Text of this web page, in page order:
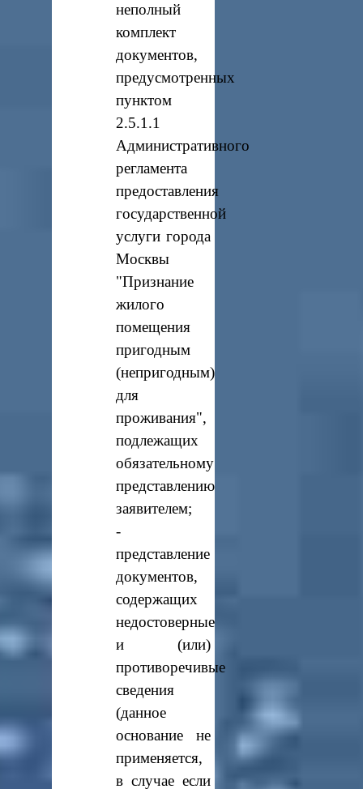
неполный
комплект
документов,
предусмотренных
пунктом
2.5.1.1
Административного
регламента
предоставления
государственной
услуги города
Москвы
"Признание
жилого
помещения
пригодным
(непригодным)
для
проживания",
подлежащих
обязательному
представлению
заявителем;
-
представление
документов,
содержащих
недостоверные
и (или)
противоречивые
сведения
(данное
основание не
применяется,
в случае если